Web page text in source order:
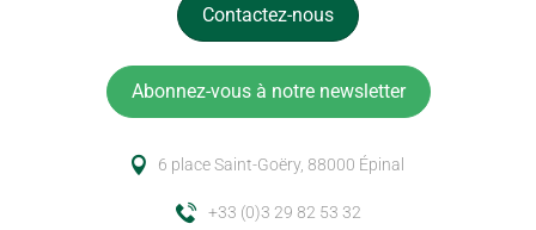
Contactez-nous
Abonnez-vous à notre newsletter
6 place Saint-Goëry, 88000 Épinal
+33 (0)3 29 82 53 32